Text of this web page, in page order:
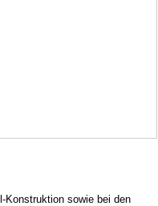
Konstruktion sowie bei den